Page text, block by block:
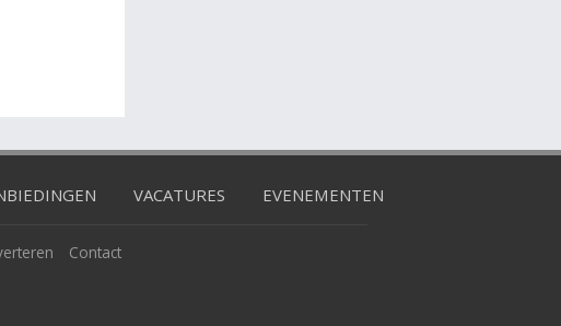
VACATURES EVENEMENTEN
Contact